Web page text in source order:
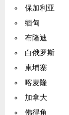
保加利亚
缅甸
布隆迪
白俄罗斯
柬埔寨
喀麦隆
加拿大
佛得角